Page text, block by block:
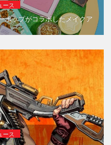
ース
ポップがコラボしたメイクア
ース